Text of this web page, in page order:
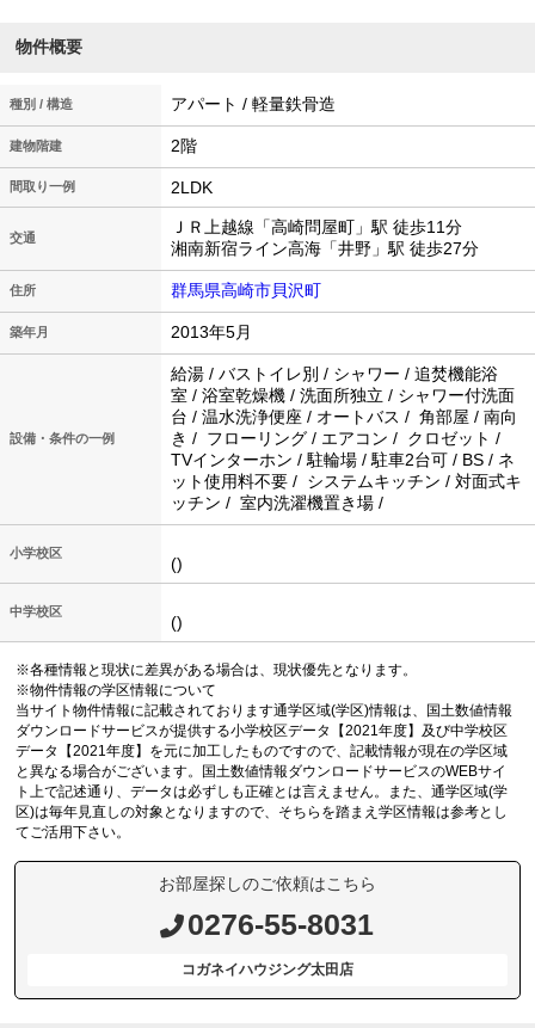
物件概要
種別 / 構造 アパート / 軽量鉄骨造
建物階建 2階
間取り一例 2LDK
交通
ＪＲ上越線「高崎問屋町」駅 徒歩11分
湘南新宿ライン高海「井野」駅 徒歩27分
住所 群馬県高崎市貝沢町
築年月 2013年5月
設備・条件の一例
給湯 / バストイレ別 / シャワー / 追焚機能浴
室 / 浴室乾燥機 / 洗面所独立 / シャワー付洗面
台 / 温水洗浄便座 / オートバス / 角部屋 / 南向
き / フローリング / エアコン / クロゼット /
TVインターホン / 駐輪場 / 駐車2台可 / BS / ネ
ット使用料不要 / システムキッチン / 対面式キ
ッチン / 室内洗濯機置き場 /
小学校区
()
中学校区
()
※各種情報と現状に差異がある場合は、現状優先となります。
※物件情報の学区情報について
当サイト物件情報に記載されております通学区域(学区)情報は、国土数値情報
ダウンロードサービスが提供する小学校区データ【2021年度】及び中学校区
データ【2021年度】を元に加工したものですので、記載情報が現在の学区域
と異なる場合がございます。国土数値情報ダウンロードサービスのWEBサイ
ト上で記述通り、データは必ずしも正確とは言えません。また、通学区域(学
区)は毎年見直しの対象となりますので、そちらを踏まえ学区情報は参考とし
てご活用下さい。
お部屋探しのご依頼はこちら
0276-55-8031
コガネイハウジング太田店